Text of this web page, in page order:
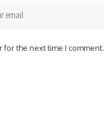
for the next time I comment.